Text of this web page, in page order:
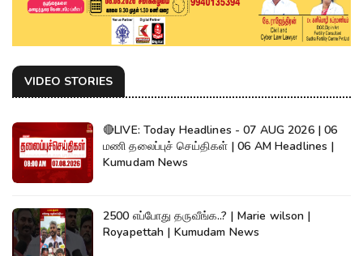
VIDEO STORIES
🔴LIVE: Today Headlines - 07 AUG 2026 | 06
மணி தலைப்புச் செய்திகள் | 06 AM Headlines |
Kumudam News
2500 எப்போது தருவீங்க..? | Marie wilson |
Royapettah | Kumudam News